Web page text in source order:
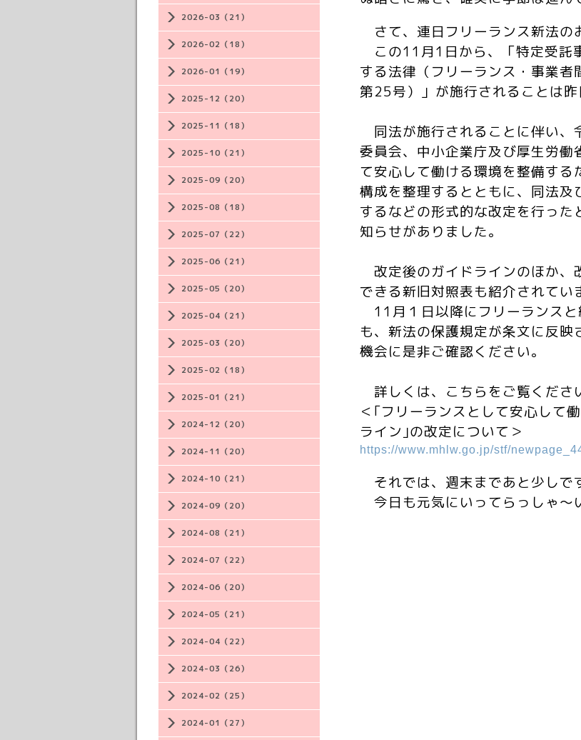
2026-03（21）
2026-02（18）
2026-01（19）
2025-12（20）
2025-11（18）
2025-10（21）
2025-09（20）
2025-08（18）
2025-07（22）
2025-06（21）
2025-05（20）
2025-04（21）
2025-03（20）
2025-02（18）
2025-01（21）
2024-12（20）
2024-11（20）
2024-10（21）
2024-09（20）
2024-08（21）
2024-07（22）
2024-06（20）
2024-05（21）
2024-04（22）
2024-03（26）
2024-02（25）
2024-01（27）
さて、連日フリーランス新法の
この11月1日から、「特定受託
する法律（フリーランス・事業
第25号）」が施行されることは昨
同法が施行されることに伴い、
委員会、中小企業庁及び厚生労
て安心して働ける環境を整備する
構成を整理するとともに、同法
するなどの形式的な改定を行っ
知らせがありました。
改定後のガイドラインのほか、
できる新旧対照表も紹介されてい
11月１日以降にフリーランス
も、新法の保護規定が条文に反
機会に是非ご確認ください。
詳しくは、こちらをご覧くださ
＜｢フリーランスとして安心して
ライン｣の改定について＞
https://www.mhlw.go.jp/stf/
それでは、週末まであと少しで
今日も元気にいってらっしゃ～